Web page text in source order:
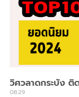
วิศวลาดกระบัง ติ
08:29